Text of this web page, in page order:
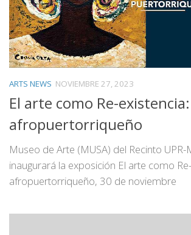
ARTS NEWS NOVIEMBRE 27, 2023
El arte como Re-
afropuertorriqueño
Museo de Arte (MUSA) del Recinto UPR-
inaugurará la exposición El arte como
afropuertorriqueño, 30 de noviembre